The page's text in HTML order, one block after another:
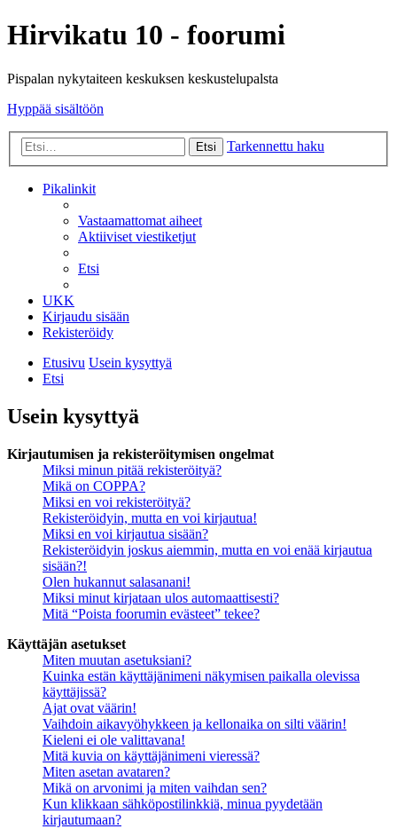
Hirvikatu 10 - foorumi
Pispalan nykytaiteen keskuksen keskustelupalsta
Hyppää sisältöön
Etsi Tarkennettu haku
Pikalinkit
Vastaamattomat aiheet
Aktiiviset viestiketjut
Etsi
UKK
Kirjaudu sisään
Rekisteröidy
Etusivu Usein kysyttyä
Etsi
Usein kysyttyä
Kirjautumisen ja rekisteröitymisen ongelmat
Miksi minun pitää rekisteröityä?
Mikä on COPPA?
Miksi en voi rekisteröityä?
Rekisteröidyin, mutta en voi kirjautua!
Miksi en voi kirjautua sisään?
Rekisteröidyin joskus aiemmin, mutta en voi enää kirjautua
sisään?!
Olen hukannut salasanani!
Miksi minut kirjataan ulos automaattisesti?
Mitä “Poista foorumin evästeet” tekee?
Käyttäjän asetukset
Miten muutan asetuksiani?
Kuinka estän käyttäjänimeni näkymisen paikalla olevissa
käyttäjissä?
Ajat ovat väärin!
Vaihdoin aikavyöhykkeen ja kellonaika on silti väärin!
Kieleni ei ole valittavana!
Mitä kuvia on käyttäjänimeni vieressä?
Miten asetan avataren?
Mikä on arvonimi ja miten vaihdan sen?
Kun klikkaan sähköpostilinkkiä, minua pyydetään
kirjautumaan?